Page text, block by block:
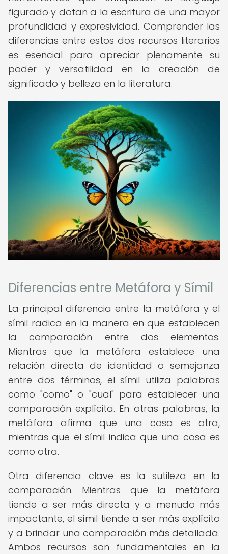
figurado y dotan a la escritura de una mayor
profundidad y expresividad. Comprender las
diferencias entre estos dos recursos literarios
es esencial para apreciar plenamente su
poder y versatilidad en la creación de
significado y belleza en la literatura.
Diferencias entre Metáfora y Símil
La principal diferencia entre la metáfora y el
símil radica en la manera en que establecen
la comparación entre dos elementos.
Mientras que la metáfora establece una
relación directa de identidad o semejanza
entre dos términos, el símil utiliza palabras
como "como" o "cual" para establecer una
comparación explícita. En otras palabras, la
metáfora afirma que una cosa es otra,
mientras que el símil indica que una cosa es
como otra.
Otra diferencia clave es la sutileza en la
comparación. Mientras que la metáfora
tiende a ser más directa y a menudo más
impactante, el símil tiende a ser más explícito
y a brindar una comparación más detallada.
Ambos recursos son fundamentales en la